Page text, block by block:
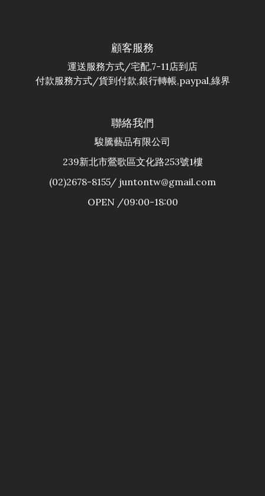
顧客服務
運送服務方式/宅配,7-11店到店
付款服務方式/貨到付款,銀行轉帳,paypal,綠界
聯絡我們
駿騰藝品有限公司
239新北市鶯歌區文化路253號1樓
(02)2678-8155/ juntontw@gmail.com
OPEN /09:00-18:00